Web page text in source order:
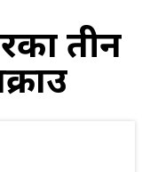
तीन